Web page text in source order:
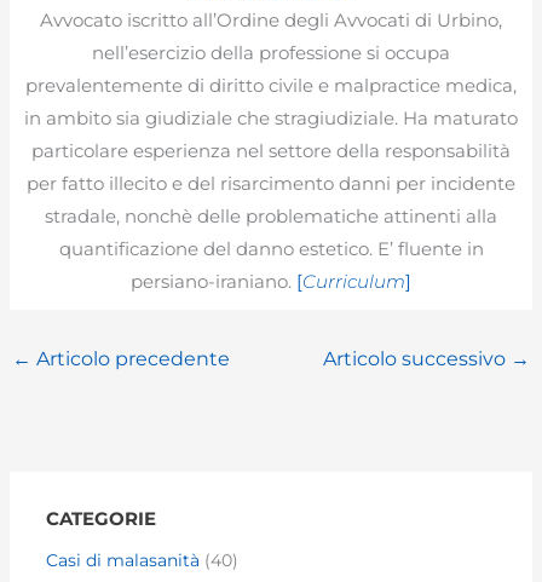
Avvocato iscritto all’Ordine degli Avvocati di Urbino,
nell’esercizio della professione si occupa
prevalentemente di diritto civile e malpractice medica,
in ambito sia giudiziale che stragiudiziale. Ha maturato
particolare esperienza nel settore della responsabilità
per fatto illecito e del risarcimento danni per incidente
stradale, nonchè delle problematiche attinenti alla
quantificazione del danno estetico. E’ fluente in
persiano-iraniano. [Curriculum]
← Articolo precedente Articolo successivo →
CATEGORIE
Casi di malasanità (40)